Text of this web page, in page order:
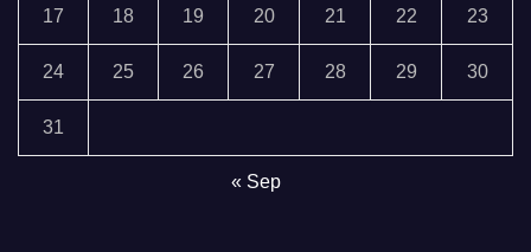
17 18 19 20 21 22 23
24 25 26 27 28 29 30
31
« Sep